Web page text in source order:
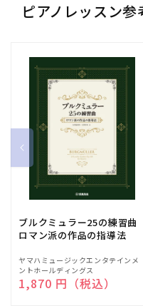
ピアノレッスン参
ブルクミュラー25の練習曲
ロマン派の作品の指導法
販
売
元:
ヤマハミュージックエンタテインメ
ントホールディングス
通常価格
1,870 円（税込）